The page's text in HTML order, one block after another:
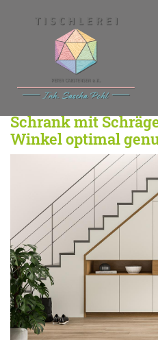
Schrank mit
Winkel optimal